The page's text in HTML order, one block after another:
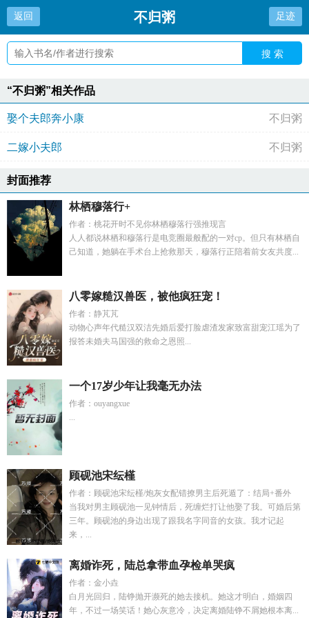
返回 不归粥 足迹
搜 索
“不归粥”相关作品
娶个夫郎奔小康 不归粥
二嫁小夫郎 不归粥
封面推荐
林栖穆落行+
作者：桃花开时不见你林栖穆落行强推现言
人人都说林栖和穆落行是电竞圈最般配的一对cp。但只有林栖自
己知道，她躺在手术台上抢救那天，穆落行正陪着前女友共度...
八零嫁糙汉兽医，被他疯狂宠！
作者：静芃芃
动物心声年代糙汉双洁先婚后爱打脸虐渣发家致富甜宠江瑶为了
报答未婚夫马国强的救命之恩照...
一个17岁少年让我毫无办法
作者：ouyangxue
...
顾砚池宋纭槿
作者：顾砚池宋纭槿/炮灰女配错撩男主后死遁了：结局+番外
当我对男主顾砚池一见钟情后，死缠烂打让他娶了我。可婚后第
三年。顾砚池的身边出现了跟我名字同音的女孩。我才记起
来，...
离婚诈死，陆总拿带血孕检单哭疯
作者：金小垚
白月光回归，陆铮抛开濒死的她去接机。她这才明白，婚姻四
年，不过一场笑话！她心灰意冷，决定离婚陆铮不屑她根本离...